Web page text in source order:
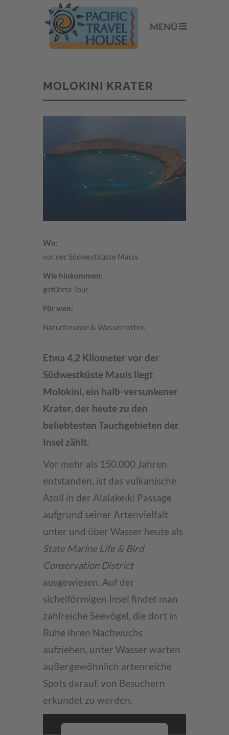
MENÜ
MOLOKINI KRATER
Wo:
vor der Südwestküste Mauis
Wie hinkommen:
geführte Tour
Für wen:
Naturfreunde & Wasserratten
Etwa 4,2 Kilometer vor der
Südwestküste Mauis liegt
Molokini, ein halb-versunkener
Krater, der heute zu den
beliebtesten Tauchgebieten der
Insel zählt.
Vor mehr als 150.000 Jahren
entstanden, ist das vulkanische
Atoll in der Alalakeiki Passage
aufgrund seiner Artenvielfalt
unter und über Wasser heute als
State Marine Life & Bird
Conservation District
ausgewiesen. Auf der
sichelförmigen Insel findet man
zahlreiche Seevögel, die dort in
Ruhe ihren Nachwuchs
aufziehen, unter Wasser warten
außergewöhnlich artenreiche
Spots darauf, von Besuchern
erkundet zu werden.